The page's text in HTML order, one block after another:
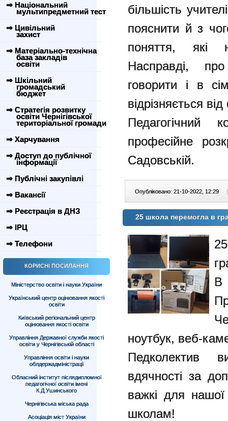
⇒ Національний
мультипредметний тест
⇒ Цивільний
захист
⇒ Матеріально-технічна
база закладів
освіти
⇒ Шкільний
громадський
бюджет
⇒ Стратегія розвитку
освіти Чернігівської
територіальної громади
⇒ Харчування
⇒ Доступ до публічної
інформації
⇒ Публічні закупівлі
⇒ Вакансії
⇒ Реєстрація в ДНЗ
⇒ ІРЦ
⇒ Телефони
КОРИСНІ ПОСИЛАННЯ
Міністерство освіти і науки України
Український центр оцінювання якості
освіти
Київський регіональний центр
оцінювання якості освіти
Управління Державної служби якості
освіти у Чернігівській області
Управління освіти і науки
облдержадміністрації
Обласний інститут післядипломної
педагогічної освіти імені
К.Д.Ушинського
Чернігівська міська рада
Асоціація міст України
більшість
пояснити й з
поняття, які
Насправді,
говорити і в
відрізняється
професійне
Садовській.
Опубліковано: 21-10-2022, 12:29 |
25 школа перемогла в
В
ноутбук, веб-
Педколектив
вдячності за
важкі для
школам!